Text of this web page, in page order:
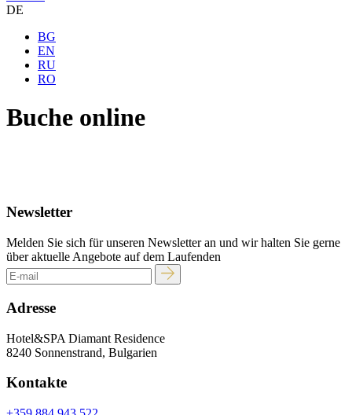
DE
BG
EN
RU
RO
Buche online
Newsletter
Melden Sie sich für unseren Newsletter an und wir halten Sie gerne
über aktuelle Angebote auf dem Laufenden
Adresse
Hotel&SPA Diamant Residence
8240 Sonnenstrand, Bulgarien
Kontakte